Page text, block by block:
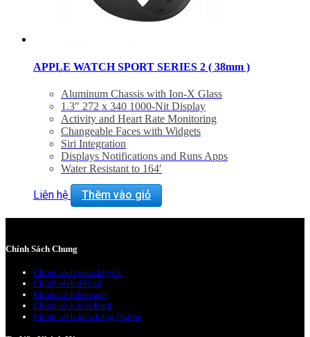
APPLE WATCH SPORT SERIES 2 ( 38mm )
Aluminum Chassis with Ion-X Glass
1.3″ 272 x 340 1000-Nit Display
Activity and Heart Rate Monitoring
Changeable Faces with Widgets
Siri Integration
Displays Notifications and Runs Apps
Water Resistant to 164′
Bluetooth 4.0, 802.11b/g/n Wi-Fi
Apple watchOS 3
Liên hệ Thêm vào giỏ
Chính Sách Chung
Chính sách vận chuyển
Chính sách đổi trả
Chính sách bảo mật
Chính sách bảo hành
Chính sách mua hàng Online